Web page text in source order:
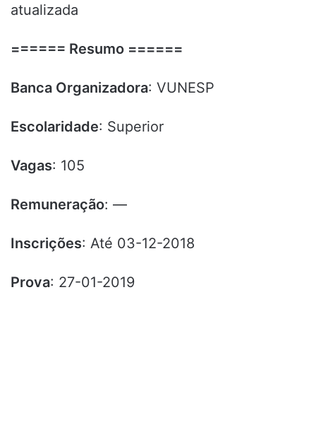
atualizada
====== Resumo ======
Banca Organizadora: VUNESP
Escolaridade: Superior
Vagas: 105
Remuneração: —
Inscrições: Até 03-12-2018
Prova: 27-01-2019